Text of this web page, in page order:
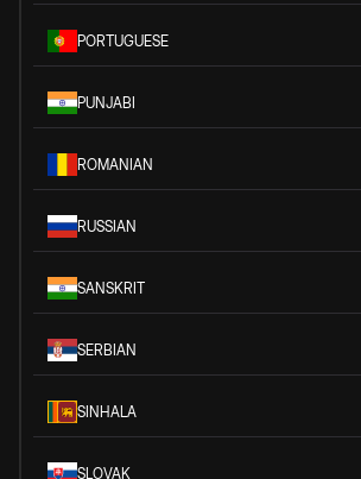
PORTUGUESE
PUNJABI
ROMANIAN
RUSSIAN
SANSKRIT
SERBIAN
SINHALA
SLOVAK